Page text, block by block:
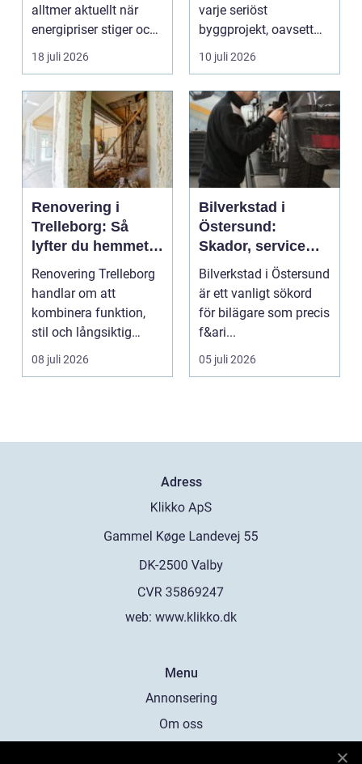
alltmer aktuellt när
energipriser stiger och
fler vill sän...
18 juli 2026
varje seriöst
byggprojekt, oavsett
om det handlar om en
10 juli 2026
Renovering i
Trelleborg: Så
lyfter du hemmet
på ett smart sätt
Renovering Trelleborg
handlar om att
kombinera funktion,
stil och långsiktig
ekonomi i samma p...
08 juli 2026
Bilverkstad i
Östersund:
Skador, service
och smarta val för
din bil
Bilverkstad i Östersund
är ett vanligt sökord
för bilägare som precis
f&ari...
05 juli 2026
Adress
web: www.klikko.dk
Menu
Annonsering
Om oss